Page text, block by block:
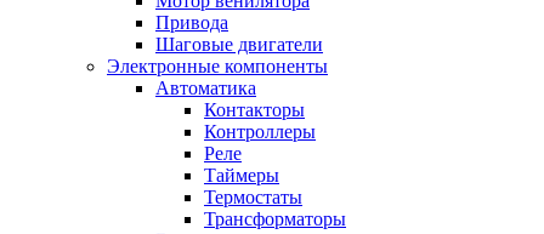
Привода
Шаговые двигатели
Электронные компоненты
Автоматика
Контакторы
Контроллеры
Реле
Таймеры
Термостаты
Трансформаторы